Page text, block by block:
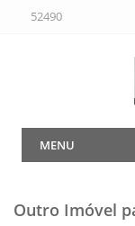
52490
MENU
Outro Imóvel